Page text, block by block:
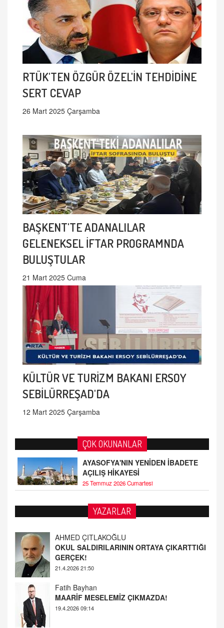
RTÜK'TEN ÖZGÜR ÖZEL'İN TEHDİDİNE
SERT CEVAP
26 Mart 2025 Çarşamba
BAŞKENT'TE ADANALILAR
GELENEKSEL İFTAR PROGRAMNDA
BULUŞTULAR
21 Mart 2025 Cuma
KÜLTÜR VE TURİZM BAKANI ERSOY
SEBİLÜRREŞAD'DA
12 Mart 2025 Çarşamba
ÇOK OKUNANLAR
AYASOFYA'NIN YENİDEN İBADETE
AÇILIŞ HİKAYESİ
25 Temmuz 2026 Cumartesi
YAZARLAR
Fatih Bayhan
MAARİF MESELEMİZ ÇIKMAZDA!
19.4.2026 09:14
YUSUF YAVUZYILMAZ
EĞİTİM'DE ŞİDDET
19.4.2026 08:58